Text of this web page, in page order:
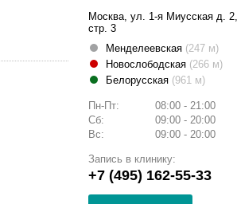
Москва, ул. 1-я Миусская д. 2,
стр. 3
Менделеевская (247 м)
Новослободская (266 м)
Белорусская (961 м)
Пн-Пт:
08:00 - 21:00
Сб:
09:00 - 20:00
Вс:
09:00 - 20:00
Запись в клинику:
+7 (495) 162-55-33